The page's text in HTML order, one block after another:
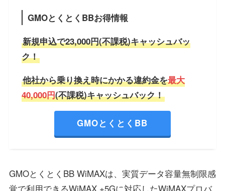
GMOとくとくBBお得情報
新規申込で23,000円(不課税)キャッシュバッ
ク！
他社から乗り換え時にかかる違約金を最大
40,000円(不課税)キャッシュバック！
GMOとくとくBB
GMOとくとくBB WiMAXは、実質データ容量無制限感
覚で利用できるWiMAX +5Gに対応したWiMAXプロバ